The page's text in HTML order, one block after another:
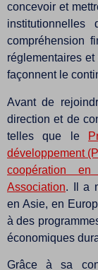
concevoir et
compréhension
réglementaires
façonnent le
Avant de
direction et de
telles que le
développement
coopération
Association. Il a
en Asie, en
à des
économiques
Grâce à sa